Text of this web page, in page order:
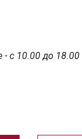
- с 10.00 до 18.00